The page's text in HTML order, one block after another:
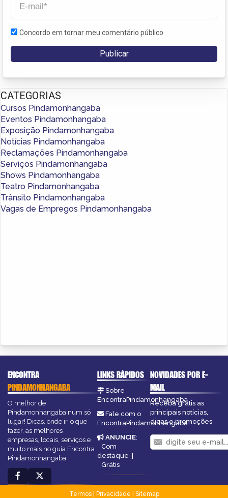
Concordo em tornar meu comentário público
CATEGORIAS
Cursos Pindamonhangaba
Eventos Pindamonhangaba
Exposição Pindamonhangaba
Notícias Pindamonhangaba
Reclamações Pindamonhangaba
Serviços Pindamonhangaba
Shows Pindamonhangaba
Teatro Pindamonhangaba
Trânsito Pindamonhangaba
Vagas de Empregos Pindamonhangaba
ENCONTRA
PINDAMONHANGABA
O melhor de
Pindamonhangaba num só
lugar! Dicas, onde ir, o que
fazer, as melhores
empresas, locais, serviços e
muito mais no guia Encontra
Pindamonhangaba.
LINKS RÁPIDOS
Sobre
EncontraPindamonhangaba
Fale com o
EncontraPindamonhangaba
ANUNCIE:
Com
destaque |
Grátis
NOVIDADES POR E-
MAIL
Receba grátis as
principais notícias,
dicas e promoções
Termos| Privacidade
Sitemap